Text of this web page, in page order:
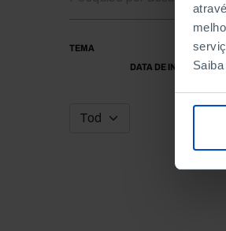
TEMA
DATA DE INÍCIO